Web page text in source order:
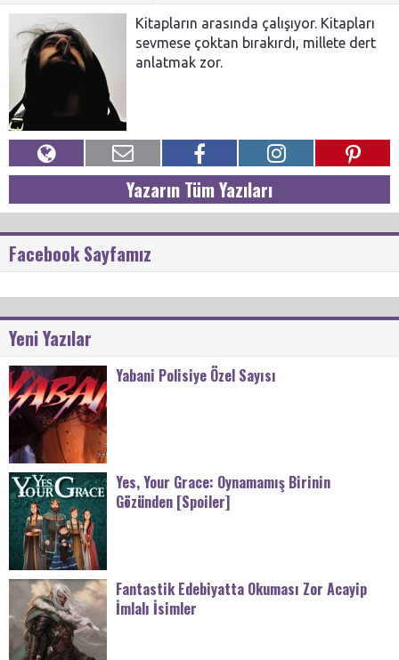
Kitapların arasında çalışıyor. Kitapları
sevmese çoktan bırakırdı, millete dert
anlatmak zor.
Yazarın Tüm Yazıları
Facebook Sayfamız
Yeni Yazılar
Yabani Polisiye Özel Sayısı
Yes, Your Grace: Oynamamış Birinin
Gözünden [Spoiler]
Fantastik Edebiyatta Okuması Zor Acayip
İmlalı İsimler